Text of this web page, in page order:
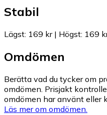
Stabil
Lägst: 169 kr| Högst: 169
Omdömen
Berätta vad du tycker om
omdömen. Prisjakt
omdömen har använt eller
Läs mer om omdömen.